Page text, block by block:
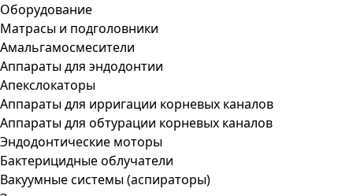
Оборудование
Матрасы и подголовники
Амальгамосмесители
Аппараты для эндодонтии
Апекслокаторы
Аппараты для ирригации корневых каналов
Аппараты для обтурации корневых каналов
Эндодонтические моторы
Бактерицидные облучатели
Вакуумные системы (аспираторы)